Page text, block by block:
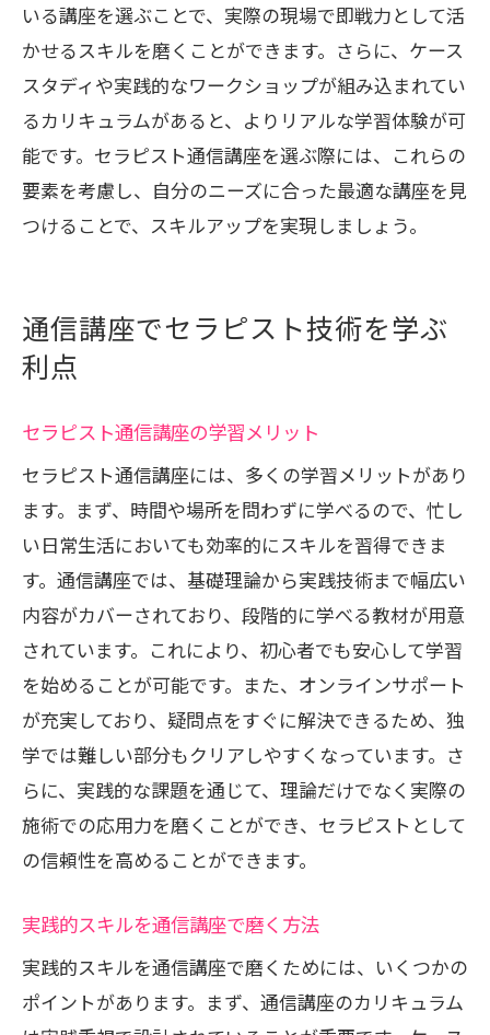
いる講座を選ぶことで、実際の現場で即戦力として活
かせるスキルを磨くことができます。さらに、ケース
スタディや実践的なワークショップが組み込まれてい
るカリキュラムがあると、よりリアルな学習体験が可
能です。セラピスト通信講座を選ぶ際には、これらの
要素を考慮し、自分のニーズに合った最適な講座を見
つけることで、スキルアップを実現しましょう。
通信講座でセラピスト技術を学ぶ
利点
セラピスト通信講座の学習メリット
セラピスト通信講座には、多くの学習メリットがあり
ます。まず、時間や場所を問わずに学べるので、忙し
い日常生活においても効率的にスキルを習得できま
す。通信講座では、基礎理論から実践技術まで幅広い
内容がカバーされており、段階的に学べる教材が用意
されています。これにより、初心者でも安心して学習
を始めることが可能です。また、オンラインサポート
が充実しており、疑問点をすぐに解決できるため、独
学では難しい部分もクリアしやすくなっています。さ
らに、実践的な課題を通じて、理論だけでなく実際の
施術での応用力を磨くことができ、セラピストとして
の信頼性を高めることができます。
実践的スキルを通信講座で磨く方法
実践的スキルを通信講座で磨くためには、いくつかの
ポイントがあります。まず、通信講座のカリキュラム